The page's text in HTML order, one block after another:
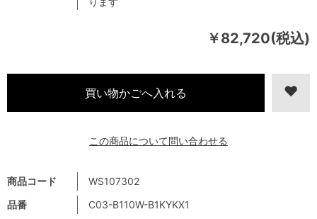
￥82,720(税込)
商品コード
WS107302
品番
C03-B110W-B1KYKX1
この商品について問い合わせる